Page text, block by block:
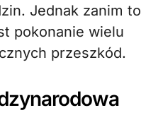
Jednak zanim to
pokonanie wielu
przeszkód.